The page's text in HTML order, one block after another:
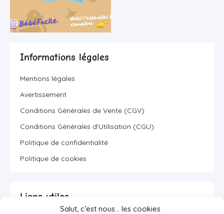
Salut, c’est nous… les cookies
Informations légales
Mentions légales
Avertissement
Conditions Générales de Vente (CGV)
Conditions Générales d'Utilisation (CGU)
Politique de confidentialité
Politique de cookies
Liens utiles